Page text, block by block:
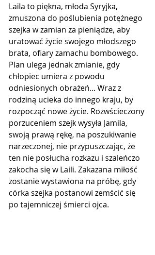
Laila to piękna, młoda Syryjka,
zmuszona do poślubienia potężnego
szejka w zamian za pieniądze, aby
uratować życie swojego młodszego
brata, ofiary zamachu bombowego.
Plan ulega jednak zmianie, gdy
chłopiec umiera z powodu
odniesionych obrażeń... Wraz z
rodziną ucieka do innego kraju, by
rozpocząć nowe życie. Rozwścieczony
porzuceniem szejk wysyła Jamila,
swoją prawą rękę, na poszukiwanie
narzeczonej, nie przypuszczając, że
ten nie posłucha rozkazu i szaleńczo
zakocha się w Laili. Zakazana miłość
zostanie wystawiona na próbę, gdy
córka szejka postanowi zemścić się
po tajemniczej śmierci ojca.